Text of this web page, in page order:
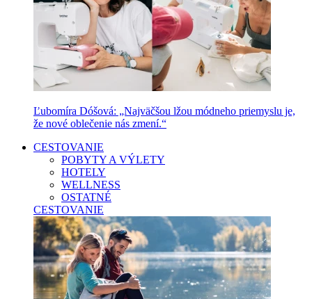
Ľubomíra Dóšová: „Najväčšou lžou módneho priemyslu je,
že nové oblečenie nás zmení.“
CESTOVANIE
POBYTY A VÝLETY
HOTELY
WELLNESS
OSTATNÉ
CESTOVANIE